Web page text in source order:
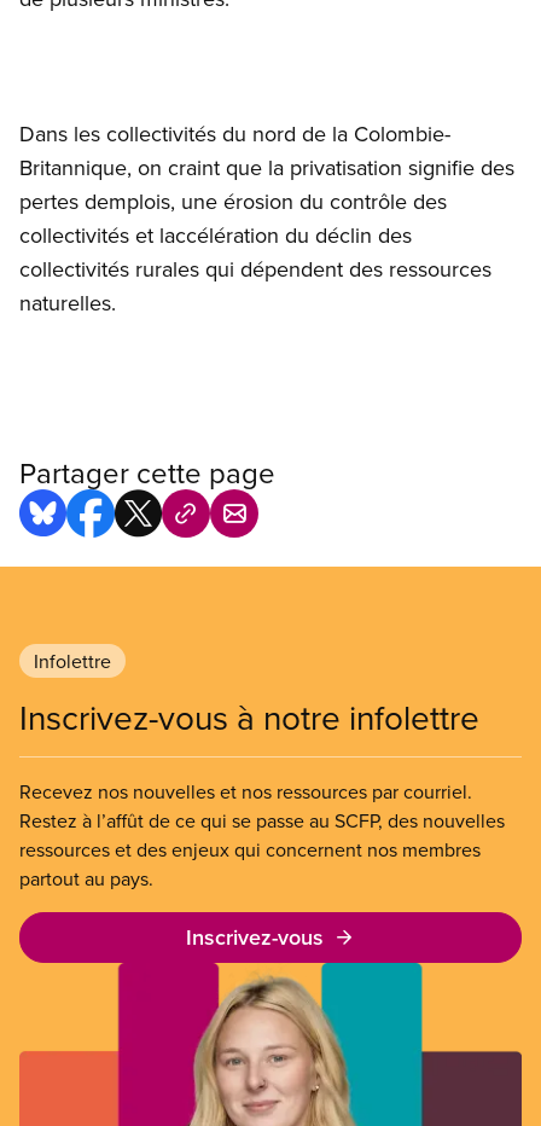
Dans les collectivités du nord de la Colombie-
Britannique, on craint que la privatisation signifie des
pertes demplois, une érosion du contrôle des
collectivités et laccélération du déclin des
collectivités rurales qui dépendent des ressources
naturelles.
Partager cette page
Infolettre
Inscrivez-vous à notre infolettre
Recevez nos nouvelles et nos ressources par courriel.
Restez à l’affût de ce qui se passe au SCFP, des nouvelles
ressources et des enjeux qui concernent nos membres
partout au pays.
Inscrivez-vous